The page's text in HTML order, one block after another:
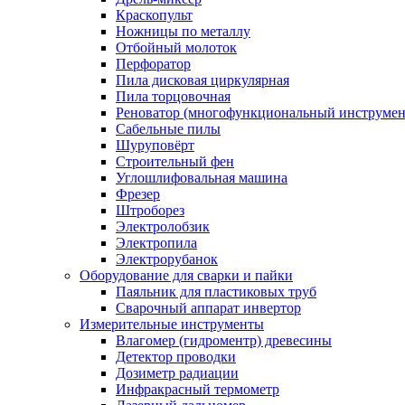
Краскопульт
Ножницы по металлу
Отбойный молоток
Перфоратор
Пила дисковая циркулярная
Пила торцовочная
Реноватор (многофункциональный
Сабельные пилы
Шуруповёрт
Строительный фен
Углошлифовальная машина
Фрезер
Штроборез
Электролобзик
Электропила
Электрорубанок
Оборудование для сварки и пайки
Паяльник для пластиковых труб
Сварочный аппарат инвертор
Измерительные инструменты
Влагомер (гидроментр) древесины
Детектор проводки
Дозиметр радиации
Инфракрасный термометр